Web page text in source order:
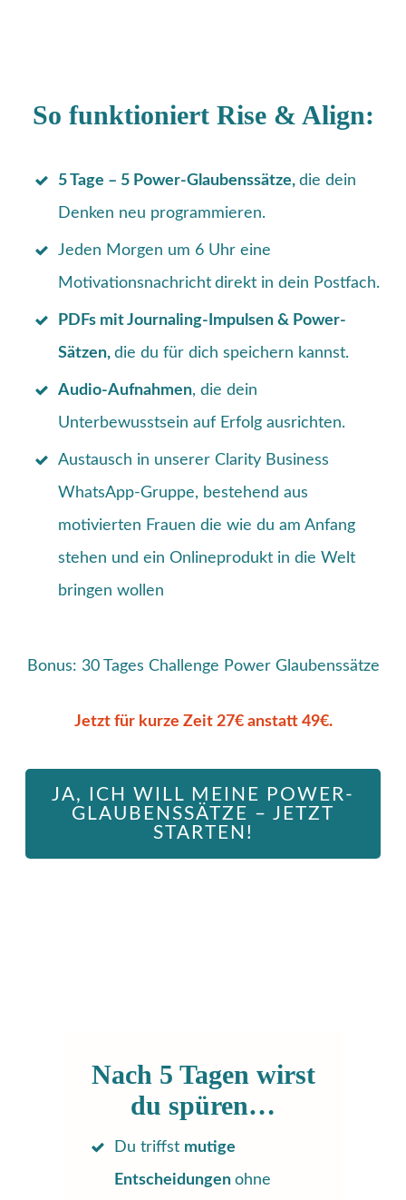
So funktioniert Rise & Align:
5 Tage – 5 Power-Glaubenssätze, die dein
Denken neu programmieren.
Jeden Morgen um 6 Uhr eine
Motivationsnachricht direkt in dein Postfach.
PDFs mit Journaling-Impulsen & Power-
Sätzen, die du für dich speichern kannst.
Audio-Aufnahmen, die dein
Unterbewusstsein auf Erfolg ausrichten.
Austausch in unserer Clarity Business
WhatsApp-Gruppe, bestehend aus
motivierten Frauen die wie du am Anfang
stehen und ein Onlineprodukt in die Welt
bringen wollen
Bonus: 30 Tages Challenge Power Glaubenssätze
Jetzt für kurze Zeit 27€ anstatt 49€.
JA, ICH WILL MEINE POWER-
GLAUBENSSÄTZE – JETZT
STARTEN!
Nach 5 Tagen wirst
du spüren…
Du triffst mutige
Entscheidungen ohne